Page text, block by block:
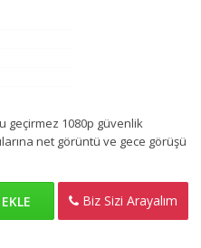
geçirmez 1080p güvenlik
net görüntü ve gece görüşü
Biz Sizi Arayalım